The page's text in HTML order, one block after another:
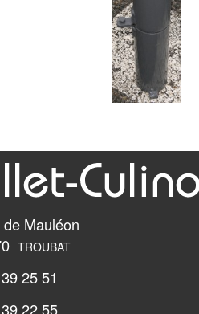
Mauléon
TROUBAT
25 51
22 55